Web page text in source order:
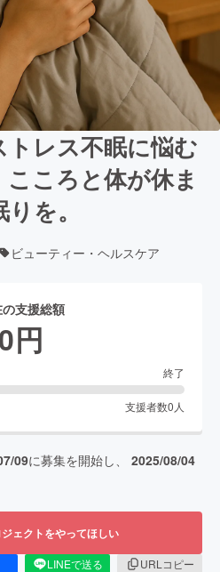
レス不眠に悩む
ころと体が休ま
を。
ビューティー・ヘルスケア
支援総額
0円
終了
支援者数0 人
09に募集を開始し、 2025/08/04
ェクトをやってほしい
LINEで送る
URLコピー